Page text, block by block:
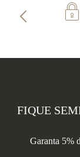
FIQUE
Garanta 5%